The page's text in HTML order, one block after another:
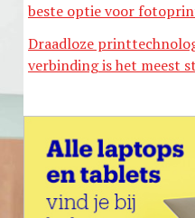
beste optie voor
Draadloze
verbinding is het meest